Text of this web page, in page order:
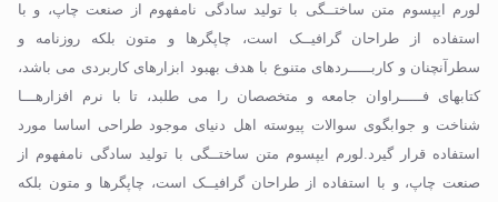
لورم ایپسوم متن ساختــگی با تولید سادگی نامفهوم از صنعت چاپ، و با
استفاده از طراحان گرافیــک است، چاپگرها و متون بلکه روزنامه و
سطرآنچنان و کاربـــــردهای متنوع با هدف بهبود ابزارهای کاربردی می باشد،
کتابهای فـــــراوان جامعه و متخصصان را می طلبد، تا با نرم افزارهـــا
شناخت و جوابگوی سوالات پیوسته اهل دنیای موجود طراحی اساسا مورد
استفاده قرار گیرد.لورم ایپسوم متن ساختــگی با تولید سادگی نامفهوم از
صنعت چاپ، و با استفاده از طراحان گرافیــک است، چاپگرها و متون بلکه